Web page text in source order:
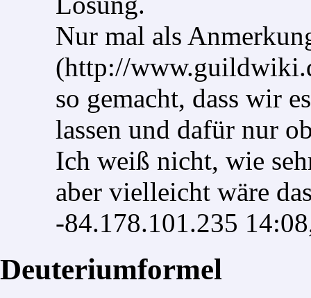
Nur mal als
so gemacht, dass wir
lassen und dafür nur
Ich weiß nicht, wie
aber vielleicht wäre
-84.178.101.235
Deuteriumformel